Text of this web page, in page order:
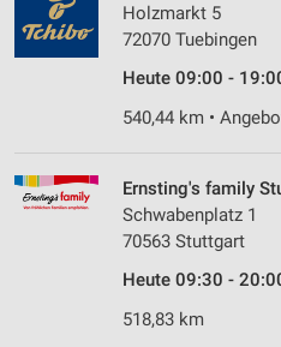
Holzmarkt 5
72070 Tuebingen
Heute 09:00 -
540,44 km •
Ernsting's family
Schwabenplatz 1
70563 Stuttgart
Heute 09:30 -
518,83 km